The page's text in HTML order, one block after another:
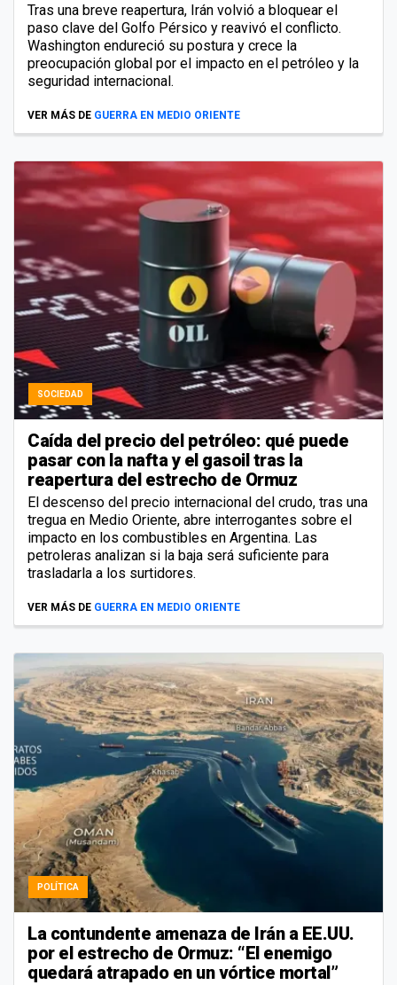
Tras una breve reapertura, Irán volvió a bloquear el
paso clave del Golfo Pérsico y reavivó el conflicto.
Washington endureció su postura y crece la
preocupación global por el impacto en el petróleo y la
seguridad internacional.
VER MÁS DE GUERRA EN MEDIO ORIENTE
SOCIEDAD
Caída del precio del petróleo: qué puede
pasar con la nafta y el gasoil tras la
reapertura del estrecho de Ormuz
El descenso del precio internacional del crudo, tras una
tregua en Medio Oriente, abre interrogantes sobre el
impacto en los combustibles en Argentina. Las
petroleras analizan si la baja será suficiente para
trasladarla a los surtidores.
VER MÁS DE GUERRA EN MEDIO ORIENTE
POLÍTICA
La contundente amenaza de Irán a EE.UU.
por el estrecho de Ormuz: “El enemigo
quedará atrapado en un vórtice mortal”